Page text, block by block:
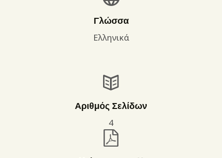
Γλώσσα
Ελληνικά
Αριθμός Σελίδων
4